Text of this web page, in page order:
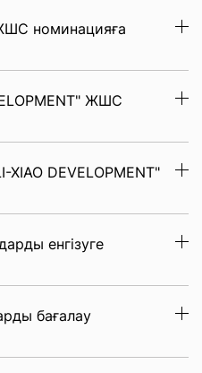
номинацияға
ЖШС
XIAO DEVELOPMENT"
енгізуге
бағалау